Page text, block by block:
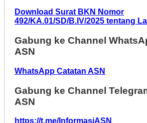
Download Surat BKN Nomor
492/KA.01/SD/B.IV/2025 tentang
Gabung ke Channel
ASN
WhatsApp Catatan ASN
Gabung ke Channel
ASN
https://t.me/InformasiASN